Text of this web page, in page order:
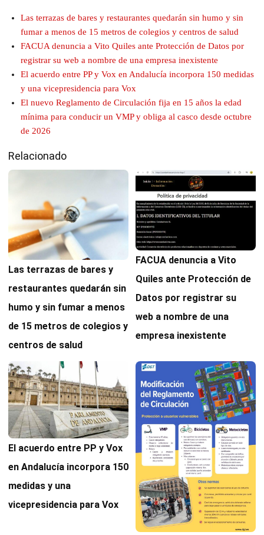
Las terrazas de bares y restaurantes quedarán sin humo y sin
fumar a menos de 15 metros de colegios y centros de salud
FACUA denuncia a Vito Quiles ante Protección de Datos por
registrar su web a nombre de una empresa inexistente
El acuerdo entre PP y Vox en Andalucía incorpora 150 medidas
y una vicepresidencia para Vox
El nuevo Reglamento de Circulación fija en 15 años la edad
mínima para conducir un VMP y obliga al casco desde octubre
de 2026
Relacionado
Las terrazas de bares y
restaurantes quedarán sin
humo y sin fumar a menos
de 15 metros de colegios y
centros de salud
FACUA denuncia a Vito
Quiles ante Protección de
Datos por registrar su
web a nombre de una
empresa inexistente
El acuerdo entre PP y Vox
en Andalucía incorpora 150
medidas y una
vicepresidencia para Vox